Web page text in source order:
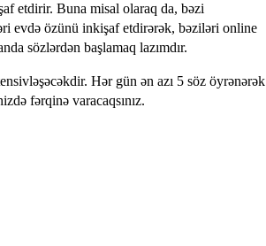
etdirir. Buna misal olaraq da, bəzi
evdə özünü inkişaf etdirərək, bəziləri online
sözlərdən başlamaq lazımdır.
Hər gün ən azı 5 söz öyrənərək
fərqinə varacaqsınız.